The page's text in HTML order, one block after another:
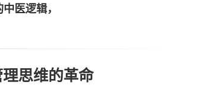
医逻辑，
思维的革命